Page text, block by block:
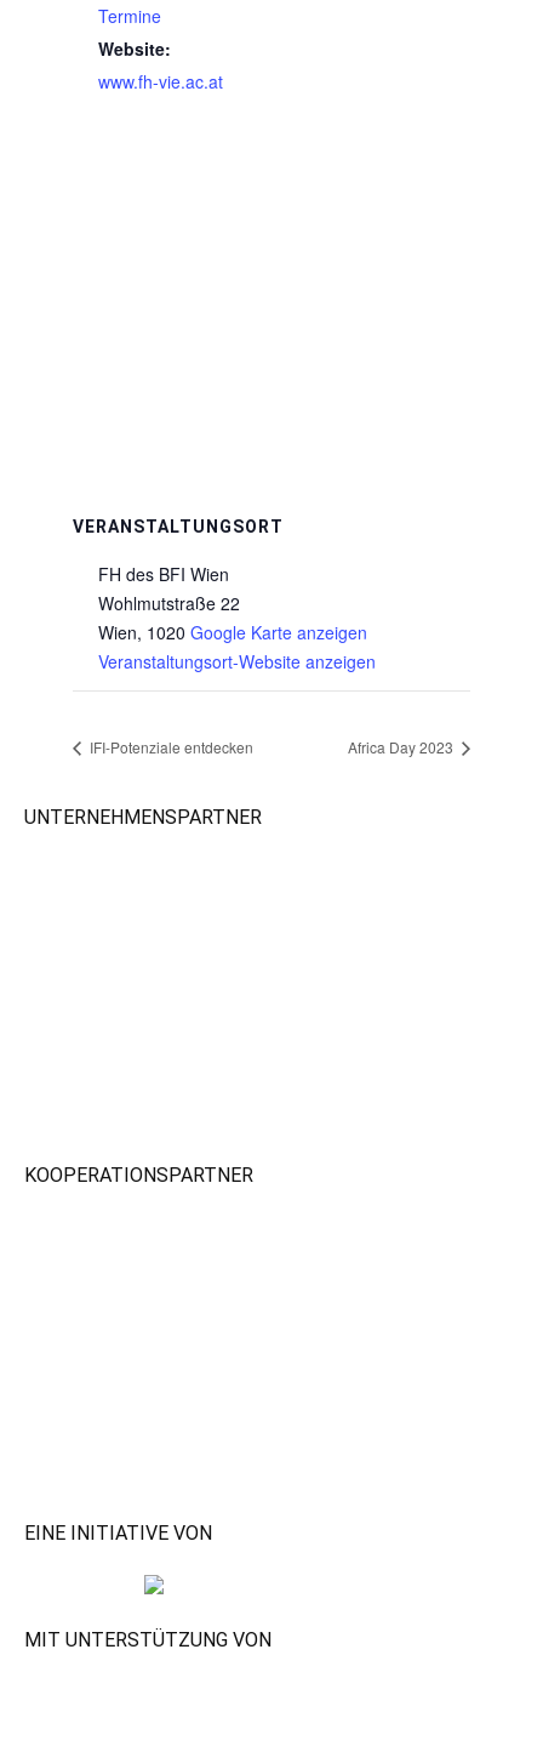
Termine
Website:
www.fh-vie.ac.at
VERANSTALTUNGSORT
FH des BFI Wien
Wohlmutstraße 22
Wien, 1020 Google Karte anzeigen
Veranstaltungsort-Website anzeigen
IFI-Potenziale entdecken Africa Day 2023
UNTERNEHMENSPARTNER
KOOPERATIONSPARTNER
EINE INITIATIVE VON
MIT UNTERSTÜTZUNG VON